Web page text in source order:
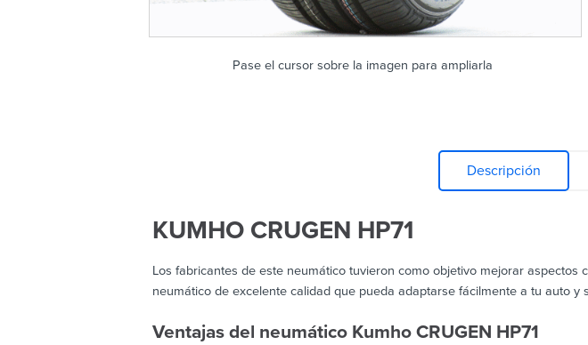
Pase el cursor sobre la imagen para ampliarla
Descripción
KUMHO CRUGEN HP71
Los fabricantes de este neumático tuvieron como objetivo mejorar
neumático de excelente calidad que pueda adaptarse fácilmente a tu auto y
Ventajas del neumático Kumho CRUGEN HP71